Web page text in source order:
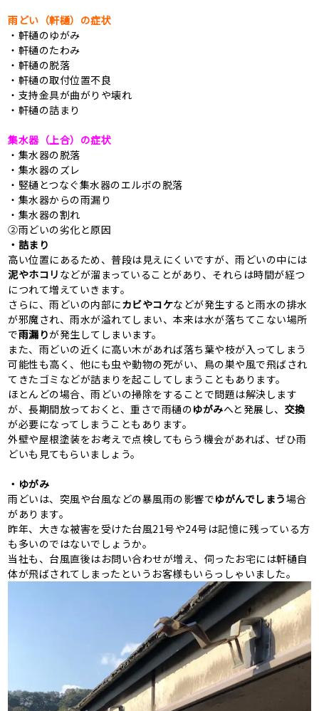
雨どい（軒樋）の症状
・軒樋のゆがみ
・軒樋のたわみ
・軒樋の脱落
・軒樋の取付位置不良
・支持金具が曲がりや壊れ
・軒樋の詰まり
集水器（上合）の症状
・集水器の脱落
・集水器のズレ
・竪樋とつなぐ集水器のエルボの脱落
・集水器からの雨漏り
・集水器の割れ
②雨どいの劣化と原因
・詰まり
高い位置にあるため、普段は見えにくいですが、雨どいの中には
泥やホコリ などが溜まっていることがあり、それらは時間が経つ
につれて増えていきます。
さらに、雨どいの内部にカビやコケなどが発生すると雨水の排水
が邪魔され、雨水が溢れてしまい、本来は水が落ちてこない場所
で雨漏りが発生してしまいます。
また、雨どいの近くに高い木があれば落ち葉や枝が入ってしまう
可能性も高く、他にも虫や動物の死がい、鳥の巣や風で飛ばされ
てきたゴミなどが詰まりを起こしてしまうこともあります。
ほとんどの場合、雨どいの掃除をすることで問題は解決します
が、長期間放っておくと、重さで雨樋のゆがみへと発展し、 交換
が必要になってしまうこともあります。
外壁や屋根塗装をお考えで点検してもらう機会があれば、ぜひ雨
どいも見てもらいましょう。
・ゆがみ
雨どいは、突風や台風などの暴風雨の影響でゆがんでしまう場合
があります。
昨年、大きな被害を受けた台風21号や24号は記憶に残っている方
も多いのではないでしょうか。
当社も、台風直後はお問い合わせが増え、伺ったお宅には軒樋自
体が飛ばされてしまったというお客様もいらっしゃいました。